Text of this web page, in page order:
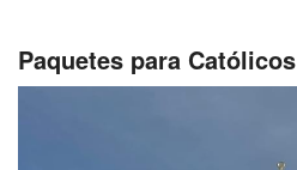
Paquetes para Católicos